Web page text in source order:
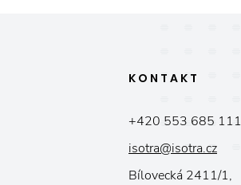
KONTAKT
+420 553 685 111
isotra@isotra.cz
Bílovecká 2411/1,